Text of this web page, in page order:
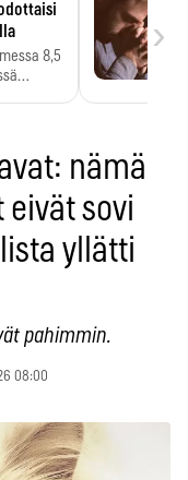
8,5
›
nämä
sovi
yllätti
pahimmin.
08:00